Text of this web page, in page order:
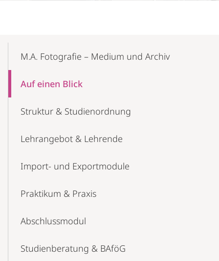
NavigationM.A. Fotografie – Medium und Archiv
Auf einen Blick
Struktur & Studienordnung
Lehrangebot & Lehrende
Import- und Exportmodule
Praktikum & Praxis
Abschlussmodul
Studienberatung & BAföG